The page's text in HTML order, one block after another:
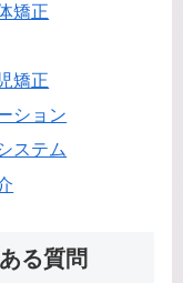
矯正
矯正
ション
ステム
る質問